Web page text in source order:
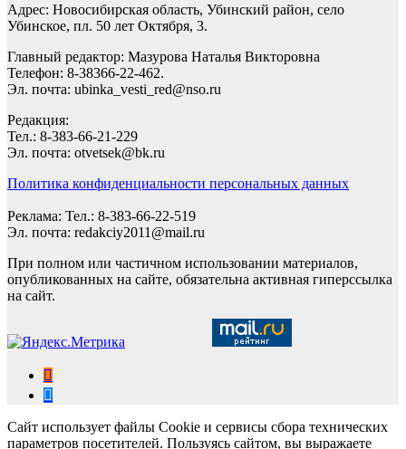
Адрес: Новосибирская область, Убинский район, село
Убинское, пл. 50 лет Октября, 3.
Главный редактор: Мазурова Наталья Викторовна
Телефон: 8-38366-22-462.
Эл. почта: ubinka_vesti_red@nso.ru
Редакция:
Тел.: 8-383-66-21-229
Эл. почта: otvetsek@bk.ru
Политика конфиденциальности персональных данных
Реклама: Тел.: 8-383-66-22-519
Эл. почта: redakciy2011@mail.ru
При полном или частичном использовании материалов,
опубликованных на сайте, обязательна активная гиперссылка
на сайт.
Сайт использует файлы Cookie и сервисы сбора технических
параметров посетителей. Пользуясь сайтом, вы выражаете